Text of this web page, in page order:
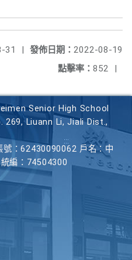
發佈日期： 2022-08-19
31
|
點擊率： 852 |
Senior High School
269, Liuann Li, Jiali Dist.,
：62430090062 戶名：中
編：74504300